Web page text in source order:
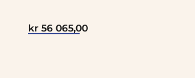
kr 56 065,00